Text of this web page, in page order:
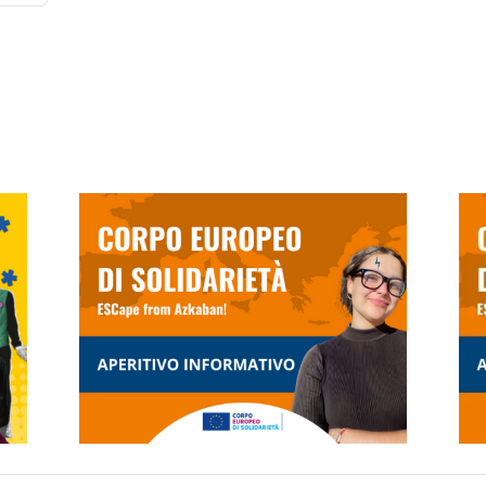
Aperitivo Informativo
ESC 2023